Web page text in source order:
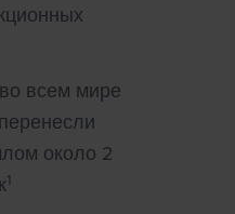
всем мире
около 2
1